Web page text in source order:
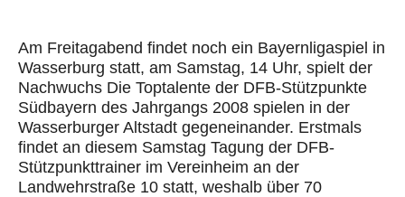
Am Freitagabend findet noch ein Bayernligaspiel in
Wasserburg statt, am Samstag, 14 Uhr, spielt der
Nachwuchs Die Toptalente der DFB-Stützpunkte
Südbayern des Jahrgangs 2008 spielen in der
Wasserburger Altstadt gegeneinander. Erstmals
findet an diesem Samstag Tagung der DFB-
Stützpunkttrainer im Vereinheim an der
Landwehrstraße 10 statt, weshalb über 70